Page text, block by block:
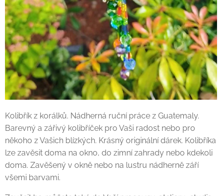
Kolibřík z korálků. Nádherná ruční práce z Guatemaly.
Barevný a zářivý kolibříček pro Vaši radost nebo pro
někoho z Vašich blízkých. Krásný originální dárek. Kolibříka
lze zavěsit doma na okno, do zimní zahrady nebo kdekoli
doma. Zavěšený v okně nebo na lustru nádherně září
všemi barvami.